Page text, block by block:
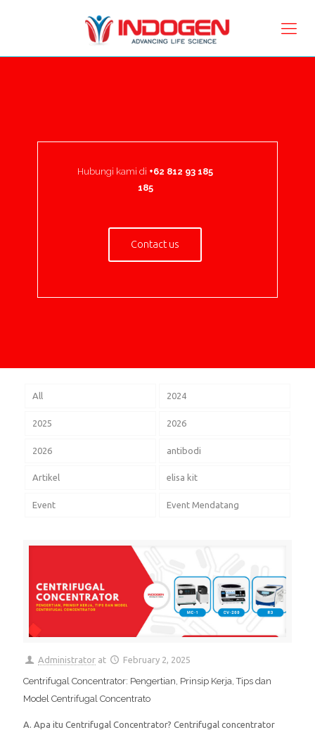
Hubungi kami di +62 812 93 185
185
Contact us
All 2024
2025 2026
2026 antibodi
Artikel elisa kit
Event Event Mendatang
Administrator at February 2, 2025
Centrifugal Concentrator: Pengertian, Prinsip Kerja, Tips dan
Model Centrifugal Concentrato
A. Apa itu Centrifugal Concentrator? Centrifugal concentrator